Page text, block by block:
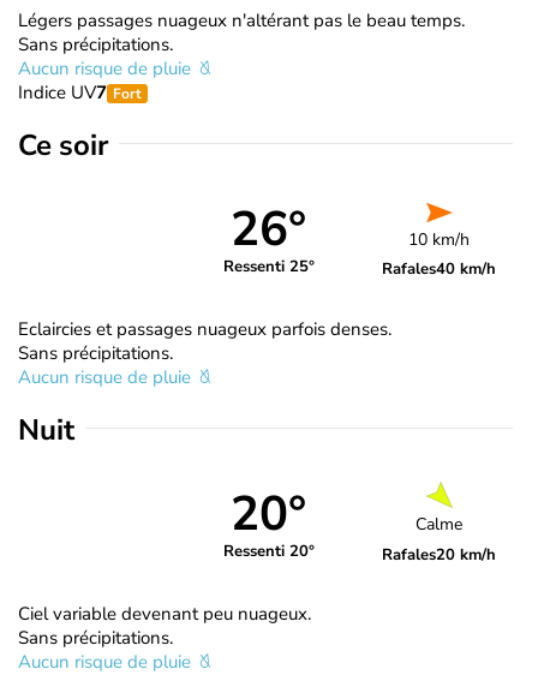
Légers passages nuageux n'altérant pas le beau temps.
Sans précipitations.
Aucun risque de pluie
Indice UV7 Fort
Ce soir
26°
Ressenti 25°
10 km/h
Rafales40 km/h
Eclaircies et passages nuageux parfois denses.
Sans précipitations.
Aucun risque de pluie
Nuit
20°
Ressenti 20°
Calme
Rafales20 km/h
Ciel variable devenant peu nuageux.
Sans précipitations.
Aucun risque de pluie